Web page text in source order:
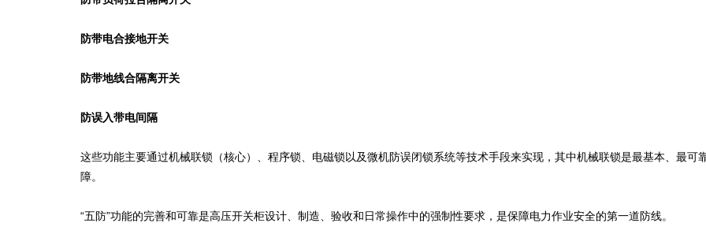
防带电合接地开关
防带地线合隔离开关
防误入带电间隔
这些功能主要通过机械联锁（核心）、程序锁、电磁锁以及微机防误闭锁系统等技术手段来实现，其中机械联锁是最基本、最可
障。
“五防”功能的完善和可靠是高压开关柜设计、制造、验收和日常操作中的强制性要求，是保障电力作业安全的第一道防线。